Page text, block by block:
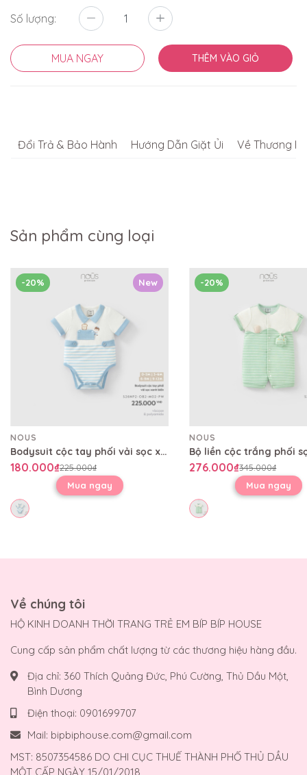
Số lượng:
MUA NGAY THÊM VÀO GIỎ
Đổi Trả & Bảo Hành Hướng Dẫn Giặt Ủi Về Thương
Sản phẩm cùng loại
New
-20%
NOUS
Bodysuit cộc tay phối vải sọc xanh biển
180.000₫225.000₫
Mua ngay
-20%
NOUS
276.000₫345.000₫
Mua ngay
Về chúng tôi
HỘ KINH DOANH THỜI TRANG TRẺ EM BÍP BÍP HOUSE
Cung cấp sản phẩm chất lượng từ các thương hiệu hàng đầu.
Địa chỉ: 360 Thích Quảng Đức, Phú Cường, Thủ Dầu Một,
Bình Dương
Điện thoại: 0901699707
Mail: bipbiphouse.com@gmail.com
MST: 8507354586 DO CHI CỤC THUẾ THÀNH PHỐ THỦ DẦU
MỘT CẤP NGÀY 15/01/2018